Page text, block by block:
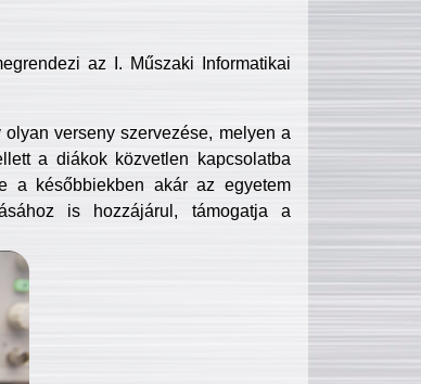
az I. Műszaki Informatikai
verseny szervezése, melyen a
a diákok közvetlen kapcsolatba
a későbbiekben akár az egyetem
is hozzájárul, támogatja a